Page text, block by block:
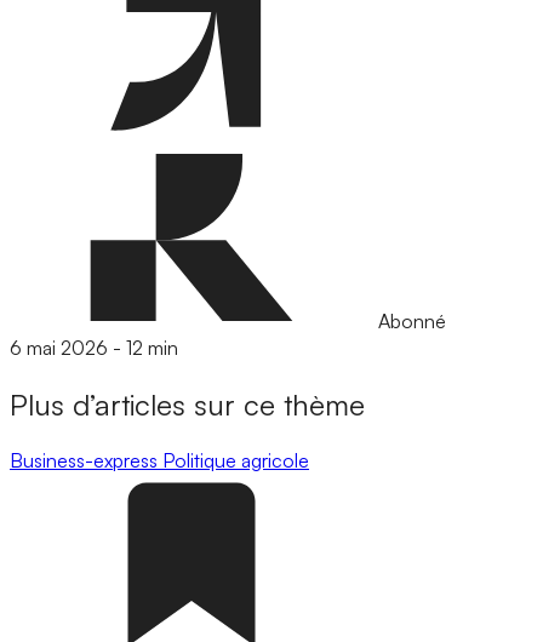
Abonné
6 mai 2026 - 12 min
Plus d’articles sur ce thème
Business-express Politique agricole